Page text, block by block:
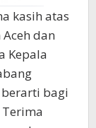
kasih atas
dan
Kepala
berarti bagi